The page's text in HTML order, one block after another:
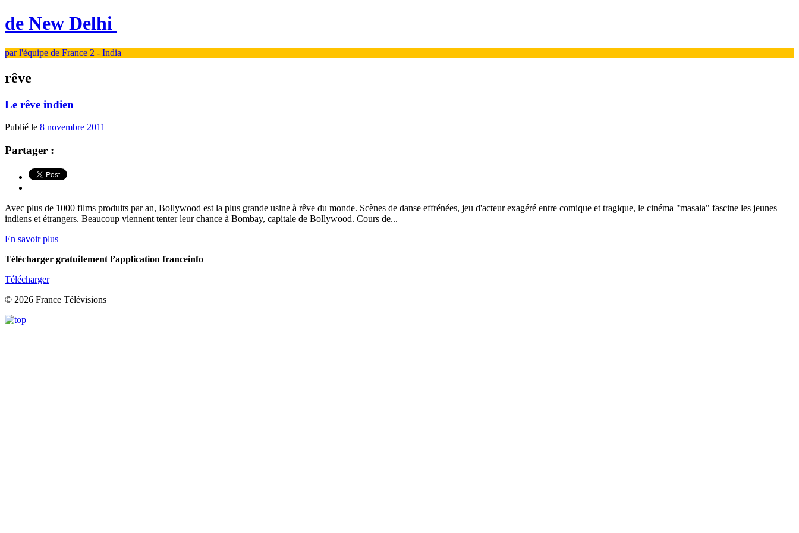
de New Delhi
par l'équipe de France 2 - India
rêve
Le rêve indien
Publié le 8 novembre 2011
Partager :
Avec plus de 1000 films produits par an, Bollywood est la plus grande usine à rêve du monde. Scènes de danse effrénées, jeu d'acteur exagéré entre comique et tragique, le cinéma "masala" fascine les jeunes
indiens et étrangers. Beaucoup viennent tenter leur chance à Bombay, capitale de Bollywood. Cours de...
En savoir plus
Télécharger gratuitement l’application franceinfo
Télécharger
© 2026 France Télévisions